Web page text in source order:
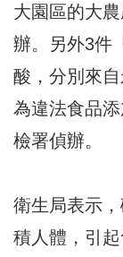
大園區的大
辦。另外3件
酸，分別來
為違法食品
檢署偵辦。
衛生局表示
積人體，引